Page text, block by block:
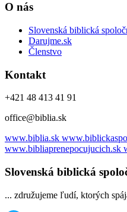
O nás
Slovenská biblická
Darujme.sk
Členstvo
Kontakt
+421 48 413 41 91
office@biblia.sk
www.biblia.sk
www.bibliaprenepocujucich.sk
Slovenská biblická
... združujeme ľudí, ktorých